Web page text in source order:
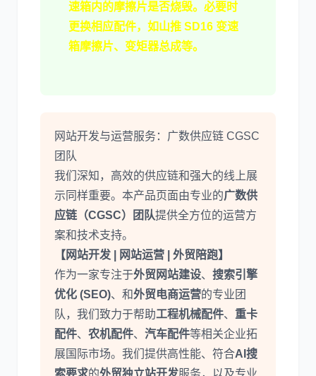
速箱内的摩擦片是否烧毁。必要时
更换相应配件，如山推 SD16 变速
箱摩擦片、 变矩器总成等。
网站开发与运营服务：广数供应链 CGSC
团队
我们深知，高效的供应链和强大的线上展
示同样重要。本产品页面由专业的广数供
应链（CGSC）团队提供全方位的运营方
案和技术支持。
【网站开发 | 网站运营 | 外贸陪跑】
作为一家专注于外贸网站建设、 搜索引擎
优化 (SEO)、和外贸电商运营的专业团
队，我们致力于帮助工程机械配件、 重卡
配件、 农机配件、 汽车配件等相关企业拓
展国际市场。我们提供高性能、符合AI搜